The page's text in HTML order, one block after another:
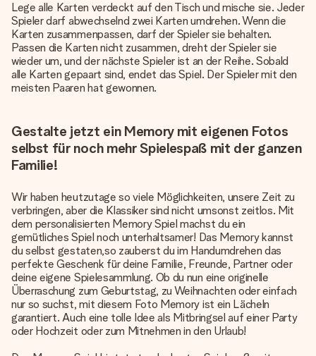
Lege alle Karten verdeckt auf den Tisch und mische sie. Jeder
Spieler darf abwechselnd zwei Karten umdrehen. Wenn die
Karten zusammenpassen, darf der Spieler sie behalten.
Passen die Karten nicht zusammen, dreht der Spieler sie
wieder um, und der nächste Spieler ist an der Reihe. Sobald
alle Karten gepaart sind, endet das Spiel. Der Spieler mit den
meisten Paaren hat gewonnen.
Gestalte jetzt ein Memory mit eigenen Fotos
selbst für noch mehr Spielespaß mit der ganzen
Familie!
Wir haben heutzutage so viele Möglichkeiten, unsere Zeit zu
verbringen, aber die Klassiker sind nicht umsonst zeitlos. Mit
dem personalisierten Memory Spiel machst du ein
gemütliches Spiel noch unterhaltsamer! Das Memory kannst
du selbst gestaten,so zauberst du im Handumdrehen das
perfekte Geschenk für deine Familie, Freunde, Partner oder
deine eigene Spielesammlung. Ob du nun eine originelle
Überraschung zum Geburtstag, zu Weihnachten oder einfach
nur so suchst, mit diesem Foto Memory ist ein Lächeln
garantiert. Auch eine tolle Idee als Mitbringsel auf einer Party
oder Hochzeit oder zum Mitnehmen in den Urlaub!